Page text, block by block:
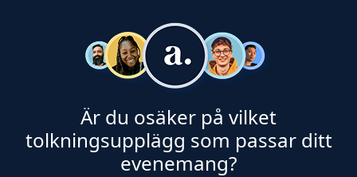
Är du osäker på vilket
tolkningsupplägg som passar ditt
evenemang?